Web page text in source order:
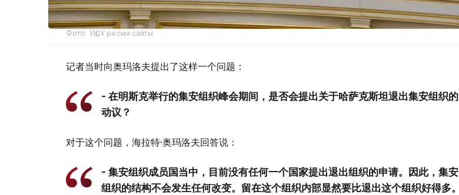
Фото: ҰҚШҰ ресми сайты
记者当时向奥玛洛夫提出了这样一个问题：
- 在明斯克举行的集安组织峰会期间，是否会提出关于哈萨克斯坦退出集安组织的
动议？
对于这个问题，海拉特·奥玛洛夫回答说：
- 集安组织成员国当中，目前没有任何一个国家提出退出组织的申请。因此，集安
组织的结构不会发生任何改变。留在这个组织内部显然要比退出这个组织好得多。